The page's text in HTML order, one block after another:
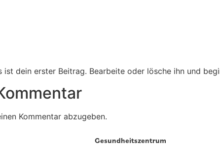
ist dein erster Beitrag. Bearbeite oder lösche ihn und
Kommentar abzugeben.
Gesundheitszentrum